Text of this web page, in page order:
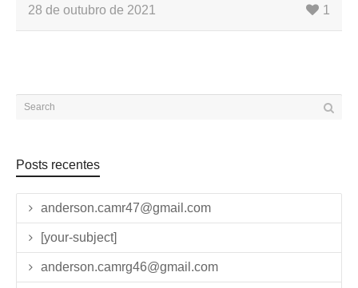
28 de outubro de 2021 1
Posts recentes
anderson.camr47@gmail.com
[your-subject]
anderson.camrg46@gmail.com